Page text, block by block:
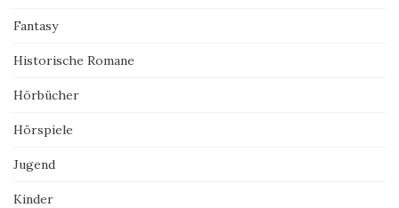
Fantasy
Historische Romane
Hörbücher
Hörspiele
Jugend
Kinder